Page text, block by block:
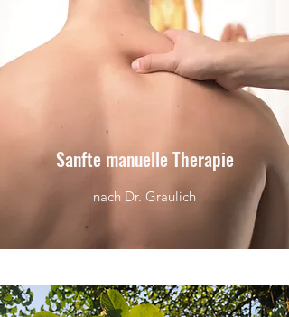
Sanfte manuelle Therapie
nach Dr. Graulich